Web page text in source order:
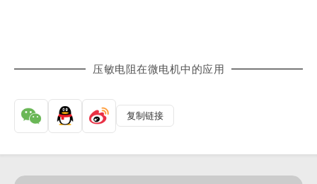
压敏电阻在微电机中的应用
复制链接